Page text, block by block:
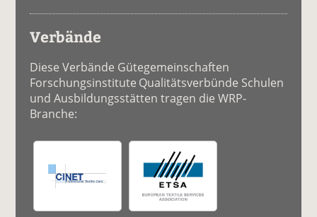
Verbände
Diese Verbände Gütegemeinschaften
Forschungsinstitute Qualitätsverbünde Schulen
und Ausbildungsstätten tragen die WRP-
Branche: